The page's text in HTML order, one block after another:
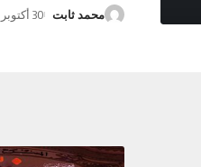
محمد ثابت 30 أكتوبر 2021